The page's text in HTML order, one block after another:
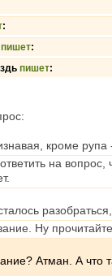
:
пишет:
пишет:
кроме рупа
на вопрос,
Ну
Атман. А